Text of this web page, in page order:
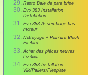
Resto Baie de pare brise
Evo 383 Installation
Distribution
Evo 383 Assemblage bas
moteur
Nettoyage + Peinture Block
Firebird
Achat des pièces neuves
Pontiac
Evo 383 Installation
Vilo/Paliers/Flesplate